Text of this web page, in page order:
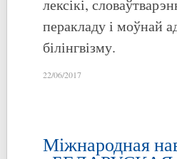
лексікі,
перакладу і моўнай
білінгвізму.
22/06/2017
Міжнародная